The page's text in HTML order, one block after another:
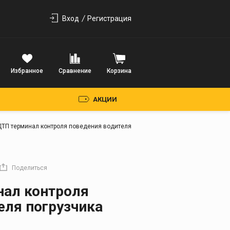
Вход Регистрация
Избранное Сравнение Корзина
АКЦИИ
терминал контроля поведения водителя
Поделиться
контроля
погрузчика